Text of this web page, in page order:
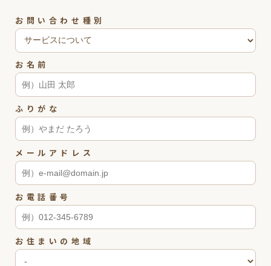
お問い合わせ種別
お名前
ふりがな
メールアドレス
お電話番号
お住まいの地域